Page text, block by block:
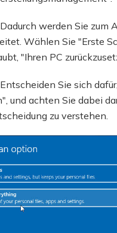
Dadurch werden Sie zum
Wählen Sie "Erste
"Ihren PC
Entscheiden Sie sich
und achten Sie dabei
zu verstehen.